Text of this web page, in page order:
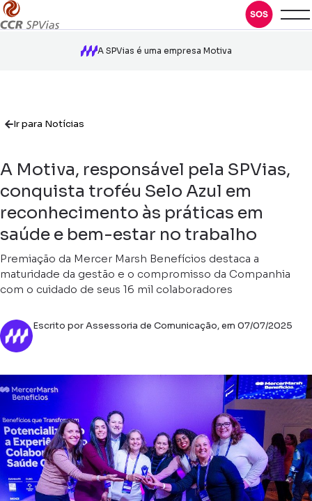
A SPVias é uma empresa Motiva
Ir para Notícias
A Motiva, responsável pela SPVias,
conquista troféu Selo Azul em
reconhecimento às práticas em
saúde e bem-estar no trabalho
Premiação da Mercer Marsh Benefícios destaca a
maturidade da gestão e o compromisso da Companhia
com o cuidado de seus 16 mil colaboradores
Escrito por Assessoria de Comunicação, em 07/07/2025